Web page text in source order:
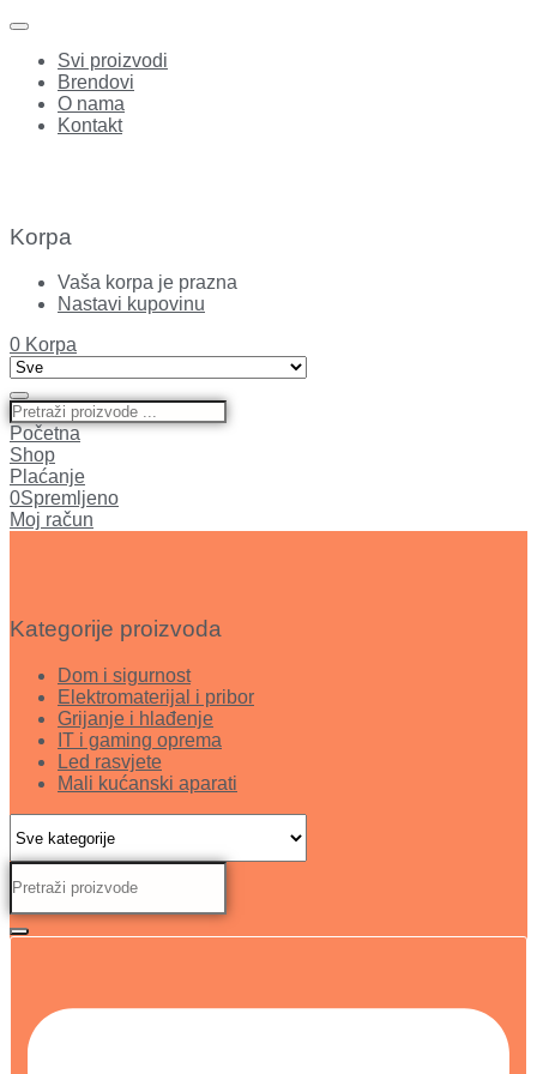
Svi proizvodi
Brendovi
O nama
Kontakt
Korpa
Vaša korpa je prazna
Nastavi kupovinu
0 Korpa
Početna
Shop
Plaćanje
0Spremljeno
Moj račun
Kategorije proizvoda
Dom i sigurnost
Elektromaterijal i pribor
Grijanje i hlađenje
IT i gaming oprema
Led rasvjete
Mali kućanski aparati